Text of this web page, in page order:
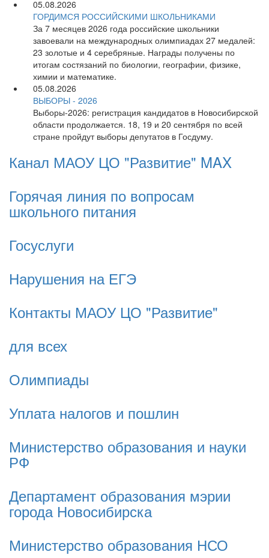
05.08.2026
ГОРДИМСЯ РОССИЙСКИМИ ШКОЛЬНИКАМИ
За 7 месяцев 2026 года российские школьники
завоевали на международных олимпиадах 27 медалей:
23 золотые и 4 серебряные. Награды получены по
итогам состязаний по биологии, географии, физике,
химии и математике.
05.08.2026
ВЫБОРЫ - 2026
Выборы-2026: регистрация кандидатов в Новосибирской
области продолжается. 18, 19 и 20 сентября по всей
стране пройдут выборы депутатов в Госдуму.
Канал МАОУ ЦО "Развитие" MAX
Горячая линия по вопросам
школьного питания
Госуслуги
Нарушения на ЕГЭ
Контакты МАОУ ЦО "Развитие"
для всех
Олимпиады
Уплата налогов и пошлин
Министерство образования и науки
РФ
Департамент образования мэрии
города Новосибирска
Министерство образования НСО